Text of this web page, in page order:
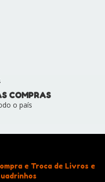
COMPRAS
o país
e Troca de Livros e